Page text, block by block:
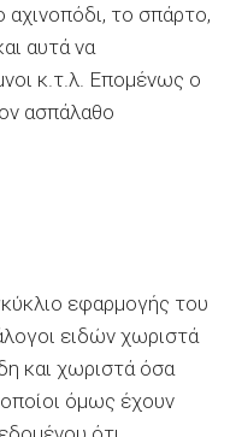
το σπάρτο,
αυτά να
κ.τ.λ. Επομένως ο
ασπάλαθο
εφαρμογής του
ειδών χωριστά
και χωριστά όσα
όμως έχουν